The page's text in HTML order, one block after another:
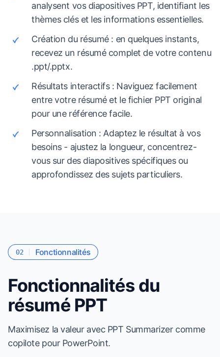
analysent vos diapositives PPT, identifiant les
thèmes clés et les informations essentielles.
Création du résumé : en quelques instants,
recevez un résumé complet de votre contenu
.ppt/.pptx.
Résultats interactifs : Naviguez facilement
entre votre résumé et le fichier PPT original
pour une référence facile.
Personnalisation : Adaptez le résultat à vos
besoins - ajustez la longueur, concentrez-
vous sur des diapositives spécifiques ou
approfondissez des sujets particuliers.
02 Fonctionnalités
Fonctionnalités du
résumé PPT
Maximisez la valeur avec PPT Summarizer comme
copilote pour PowerPoint.